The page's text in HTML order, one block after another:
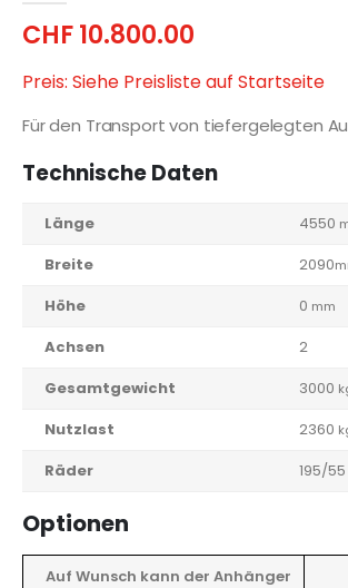
CHF10.800.00
Preis: Siehe Preisliste auf Startseite
Für den Transport von tiefergelegten
Technische Daten
Länge 4550
Breite 2090
Höhe 0 mm
Achsen
2
Gesamtgewicht
3000
Nutzlast 2360
Räder 195/55
Optionen
Auf Wunsch kann der Anhänger